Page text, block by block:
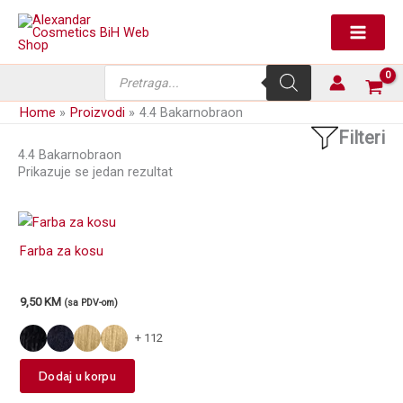
Skip
content
search
Home Proizvodi 4.4 Bakarnobraon
4.4 Bakarnobraon
Filteri
Prikazuje se jedan rezultat
Farba za kosu
9,50KM (sa PDV-om)
+ 112
Dodaj u korpu
product